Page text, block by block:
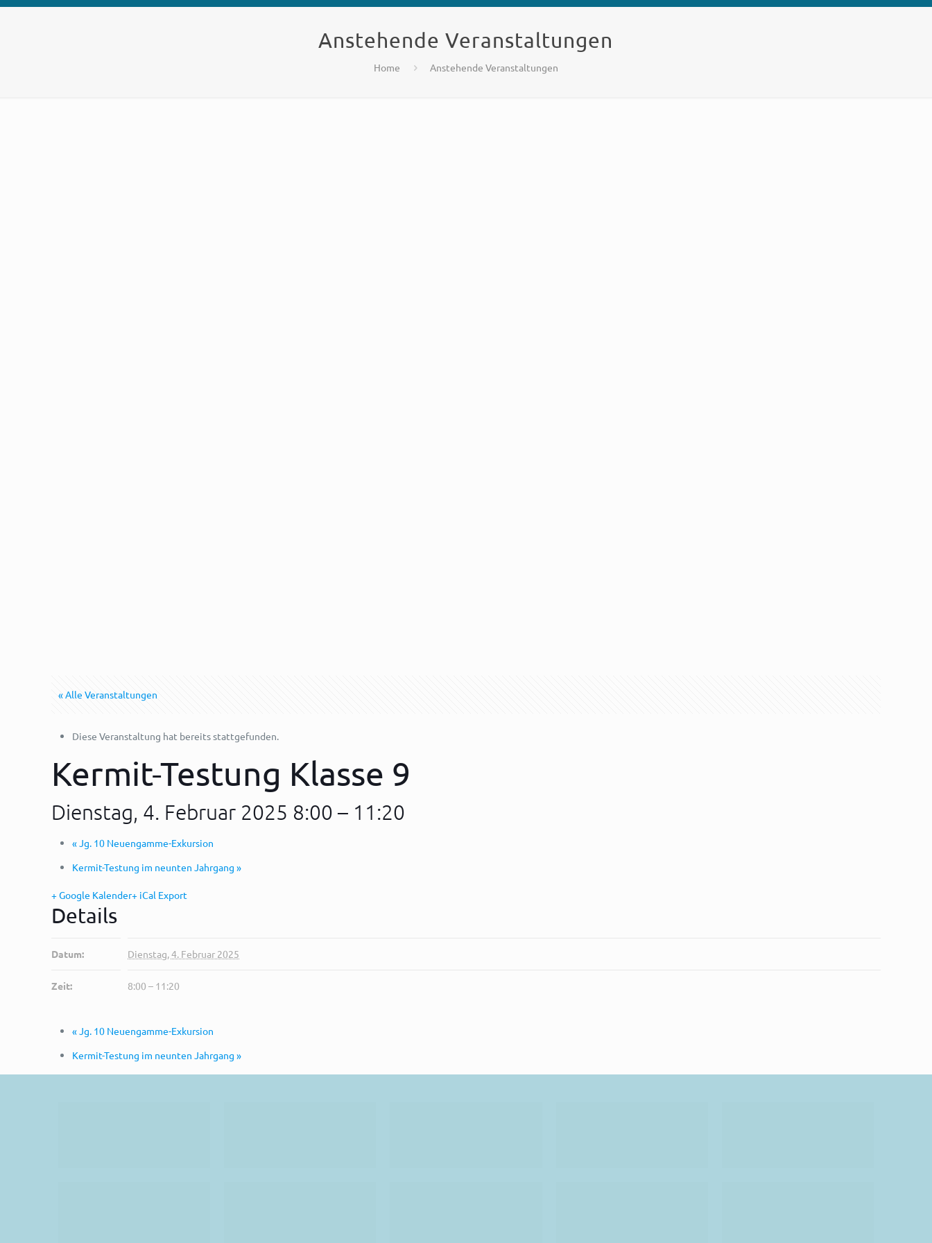
Anstehende Veranstaltungen
Home Anstehende Veranstaltungen
« Alle Veranstaltungen
Diese Veranstaltung hat bereits stattgefunden.
Kermit-Testung Klasse 9
Dienstag, 4. Februar 2025 8:00 – 11:20
«Jg. 10 Neuengamme-Exkursion
Kermit-Testung im neunten Jahrgang»
+ Google Kalender+ iCal Export
Details
Datum: Dienstag, 4. Februar 2025
Zeit: 8:00 – 11:20
«Jg. 10 Neuengamme-Exkursion
Kermit-Testung im neunten Jahrgang»